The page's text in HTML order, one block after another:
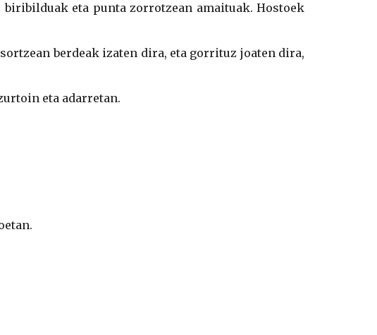
eta punta zorrotzean amaituak. Hostoek
berdeak izaten dira, eta gorrituz joaten dira,
eta adarretan.